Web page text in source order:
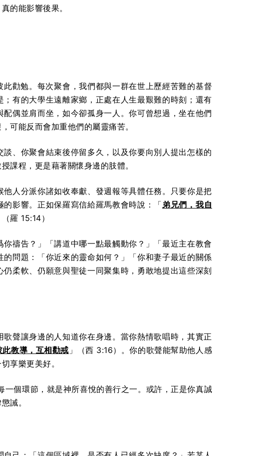
的能影響後果。
勸勉。每次聚會，我們都與一群在世上歷經苦難的基督
有的大學生遠離家鄉，正處在人生最艱難的時刻；還有
偶並肩而坐，如今卻孤身一人。你可曾想過，坐在他們
可能反而會加重他們的屬靈痛苦。
、你聚會結束後停留多久，以及你要向別人提出怎樣的
課程，更是藉著關懷身邊的肢體。
人分派你諸如收奉獻、發週報等具體任務。只要你是把
影響。正如保羅寫信給羅馬教會時說：「弟兄們，我自
（羅 15:14）
禱告？」「講道中哪一點最觸動你？」「最近主在教會
問題：「你近來的靈命如何？」「你和妻子最近的關係
柔軟、仍願意與聖徒一同聚集時，勇敢地提出這些深刻
聲讓身邊的人知道你在身邊。當你熱情歌唱時，其實正
教導，互相勸戒 」（西 3:16）。你的歌聲能幫助他人感
享樂更美好。
個環節，就是神所喜悅的善行之一。或許，正是你真誠
誡。